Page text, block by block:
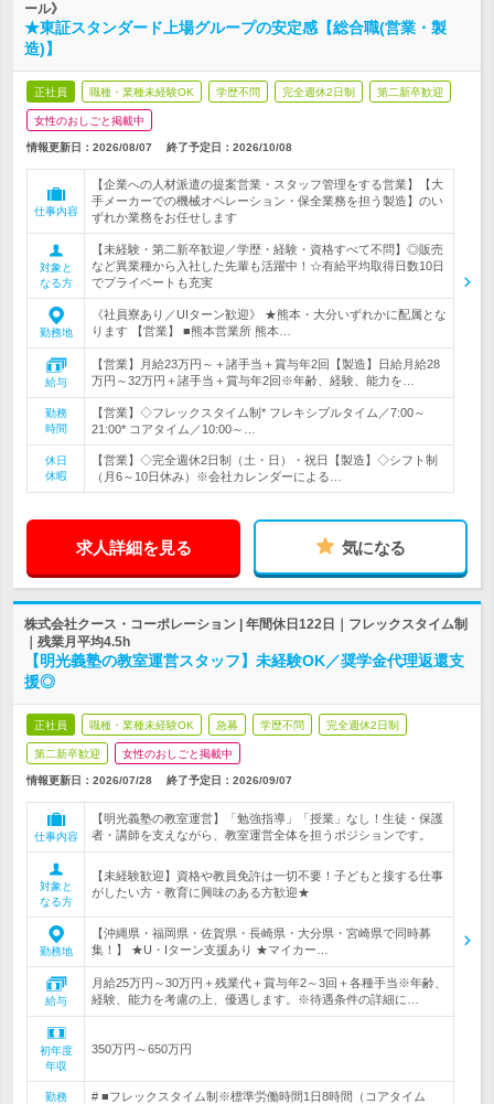
ール》
★東証スタンダード上場グループの安定感【総合職(営業・製
造)】
正社員 職種・業種未経験OK 学歴不問 完全週休2日制 第二新卒歓迎
女性のおしごと掲載中
情報更新日：2026/08/07 終了予定日： 2026/10/08
仕事内容
【企業への人材派遣の提案営業・スタッフ管理をする営業】【大
手メーカーでの機械オペレーション・保全業務を担う製造】のい
ずれか業務をお任せします
対象と
なる方
【未経験・第二新卒歓迎／学歴・経験・資格すべて不問】◎販売
など異業種から入社した先輩も活躍中！☆有給平均取得日数10日
でプライベートも充実
勤務地
《社員寮あり／UIターン歓迎》 ★熊本・大分いずれかに配属とな
ります 【営業】 ■熊本営業所 熊本…
給与
【営業】月給23万円～＋諸手当＋賞与年2回【製造】日給月給28
万円～32万円＋諸手当＋賞与年2回※年齢、経験、能力を…
勤務
時間
【営業】◇フレックスタイム制* フレキシブルタイム／7:00～
21:00* コアタイム／10:00～…
休日
休暇
【営業】◇完全週休2日制（土・日）・祝日【製造】◇シフト制
（月6～10日休み）※会社カレンダーによる…
求人詳細を見る 気になる
株式会社クース・コーポレーション | 年間休日122日｜フレックスタイム制
｜残業月平均4.5h
【明光義塾の教室運営スタッフ】未経験OK／奨学金代理返還支
援◎
正社員 職種・業種未経験OK 急募 学歴不問 完全週休2日制
第二新卒歓迎 女性のおしごと掲載中
情報更新日：2026/07/28 終了予定日： 2026/09/07
仕事内容
【明光義塾の教室運営】「勉強指導」「授業」なし！生徒・保護
者・講師を支えながら、教室運営全体を担うポジションです。
対象と
なる方
【未経験歓迎】資格や教員免許は一切不要！子どもと接する仕事
がしたい方・教育に興味のある方歓迎★
勤務地
【沖縄県・福岡県・佐賀県・長崎県・大分県・宮崎県で同時募
集！】 ★U・Iターン支援あり ★マイカー…
給与
月給25万円～30万円＋残業代＋賞与年2～3回＋各種手当※年齢、
経験、能力を考慮の上、優遇します。※待遇条件の詳細に…
初年度
年収
350万円～650万円
勤務
# ■フレックスタイム制※標準労働時間1日8時間（コアタイム